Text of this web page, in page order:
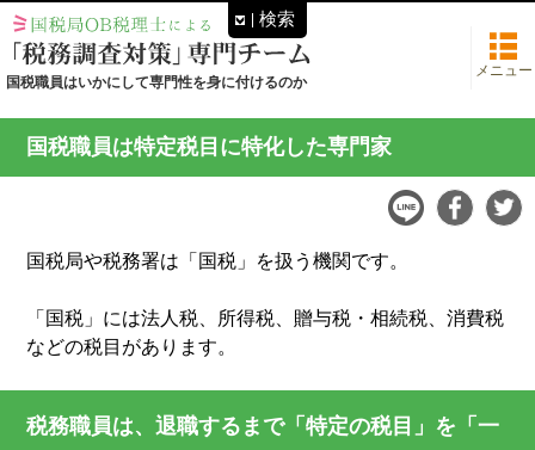
国税職員はいかにして専門性を身に付けるのか
メニュー
国税職員は特定税目に特化した専門家
国税局や税務署は「国税」を扱う機関です。
「国税」には法人税、所得税、贈与税・相続税、消費税
などの税目があります。
税務職員は、退職するまで「特定の税目」を「一
検索